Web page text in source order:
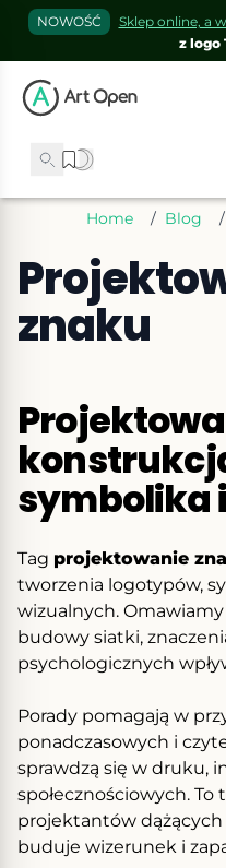
NOWOŚĆ Sklep online, a
z logo
Home / Blog /
znaku
symbolika
Tag projektowanie
tworzenia logotypów,
wizualnych.
budowy siatki,
psychologicznych
Porady pomagają w
ponadczasowych i
sprawdzą się w druku,
społecznościowych. To
projektantów
buduje wizerunek i